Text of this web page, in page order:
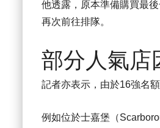
他透露，原本準備購買最
再次前往排隊。
部分人氣店
記者亦表示，由於16強名
例如位於士嘉堡（